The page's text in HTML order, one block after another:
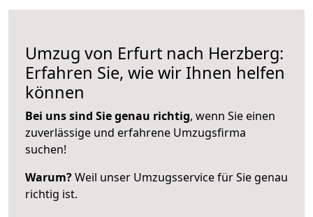
Umzug von Erfurt nach Herzberg:
Erfahren Sie, wie wir Ihnen helfen
können
Bei uns sind Sie genau richtig, wenn Sie einen
zuverlässige und erfahrene Umzugsfirma
suchen!
Warum?Weil unser Umzugsservice für Sie genau
richtig ist.